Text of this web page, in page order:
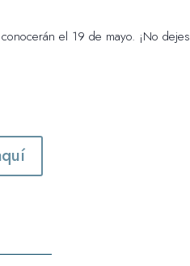
el 19 de mayo. ¡No dejes